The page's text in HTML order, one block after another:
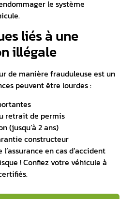
le système
liés à une
illégale
de manière frauduleuse est un
peuvent être lourdes :
retrait de permis
(jusqu’à 2 ans)
constructeur
en cas d’accident
! Confiez votre véhicule à